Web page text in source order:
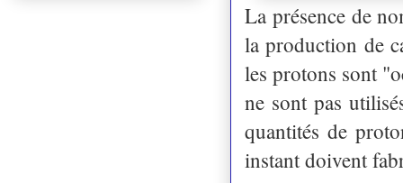
La présence de
la production de
les protons sont
ne sont pas
quantités de
instant doivent